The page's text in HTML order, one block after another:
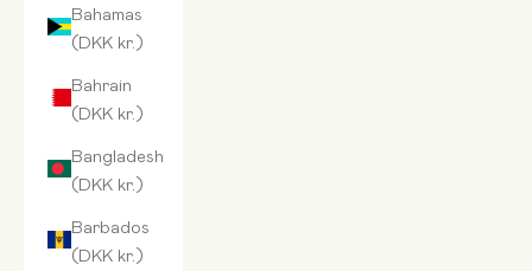
Bahamas
(DKK kr.)
Bahrain
(DKK kr.)
Bangladesh
(DKK kr.)
Barbados
(DKK kr.)